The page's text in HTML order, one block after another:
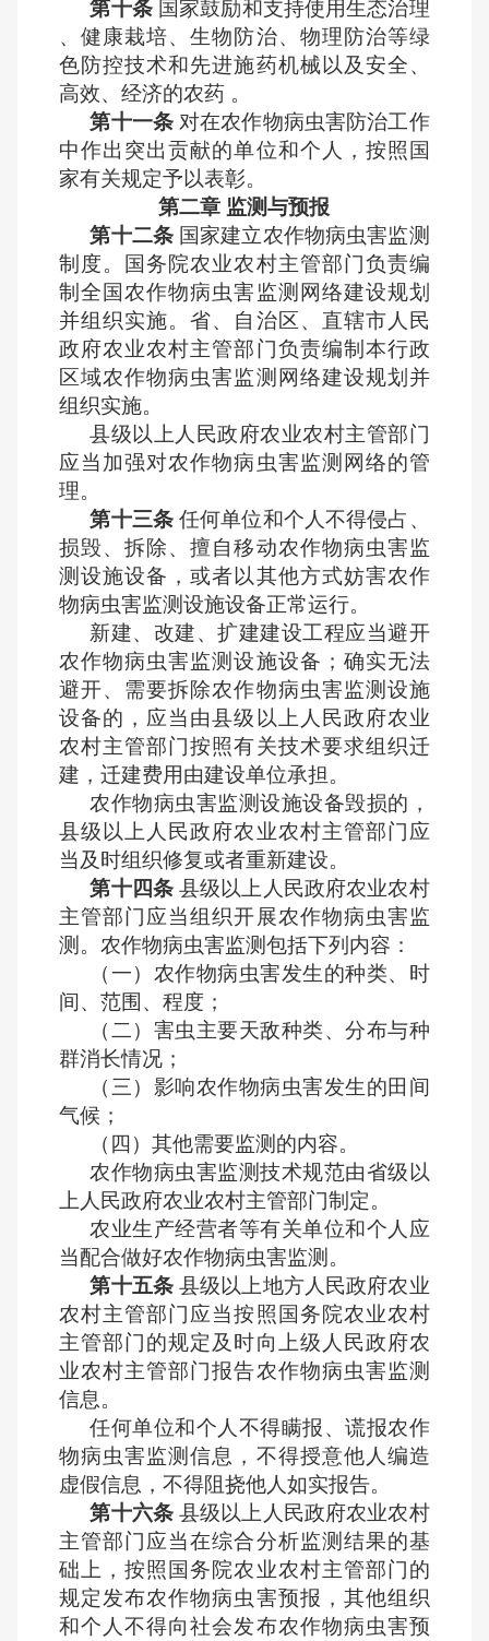
第十条国家鼓励和支持使用生态治理
、健康栽培、生物防治、物理防治等绿
色防控技术和先进施药机械以及安全、
高效、经济的农药 。
第十一条对在农作物病虫害防治工作
中作出突出贡献的单位和个人，按照国
家有关规定予以表彰。
第二章 监测与预报
第十二条国家建立农作物病虫害监测
制度。国务院农业农村主管部门负责编
制全国农作物病虫害监测网络建设规划
并组织实施。省、自治区、直辖市人民
政府农业农村主管部门负责编制本行政
区域农作物病虫害监测网络建设规划并
组织实施。
县级以上人民政府农业农村主管部门
应当加强对农作物病虫害监测网络的管
理。
第十三条任何单位和个人不得侵占、
损毁、拆除、擅自移动农作物病虫害监
测设施设备，或者以其他方式妨害农作
物病虫害监测设施设备正常运行。
新建、改建、扩建建设工程应当避开
农作物病虫害监测设施设备；确实无法
避开、需要拆除农作物病虫害监测设施
设备的，应当由县级以上人民政府农业
农村主管部门按照有关技术要求组织迁
建，迁建费用由建设单位承担。
农作物病虫害监测设施设备毁损的，
县级以上人民政府农业农村主管部门应
当及时组织修复或者重新建设。
第十四条县级以上人民政府农业农村
主管部门应当组织开展农作物病虫害监
测。农作物病虫害监测包括下列内容：
（一）农作物病虫害发生的种类、时
间、范围、程度；
（二）害虫主要天敌种类、分布与种
群消长情况；
（三）影响农作物病虫害发生的田间
气候；
（四）其他需要监测的内容。
农作物病虫害监测技术规范由省级以
上人民政府农业农村主管部门制定。
农业生产经营者等有关单位和个人应
当配合做好农作物病虫害监测。
第十五条县级以上地方人民政府农业
农村主管部门应当按照国务院农业农村
主管部门的规定及时向上级人民政府农
业农村主管部门报告农作物病虫害监测
信息。
任何单位和个人不得瞒报、谎报农作
物病虫害监测信息，不得授意他人编造
虚假信息，不得阻挠他人如实报告。
第十六条县级以上人民政府农业农村
主管部门应当在综合分析监测结果的基
础上，按照国务院农业农村主管部门的
规定发布农作物病虫害预报，其他组织
和个人不得向社会发布农作物病虫害预